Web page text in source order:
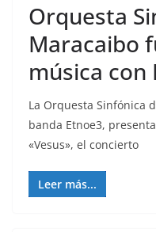
Orquesta
Maracaibo
música con
La Orquesta Sinfónica
banda Etnoe3,
«Vesus», el concierto
Leer más...